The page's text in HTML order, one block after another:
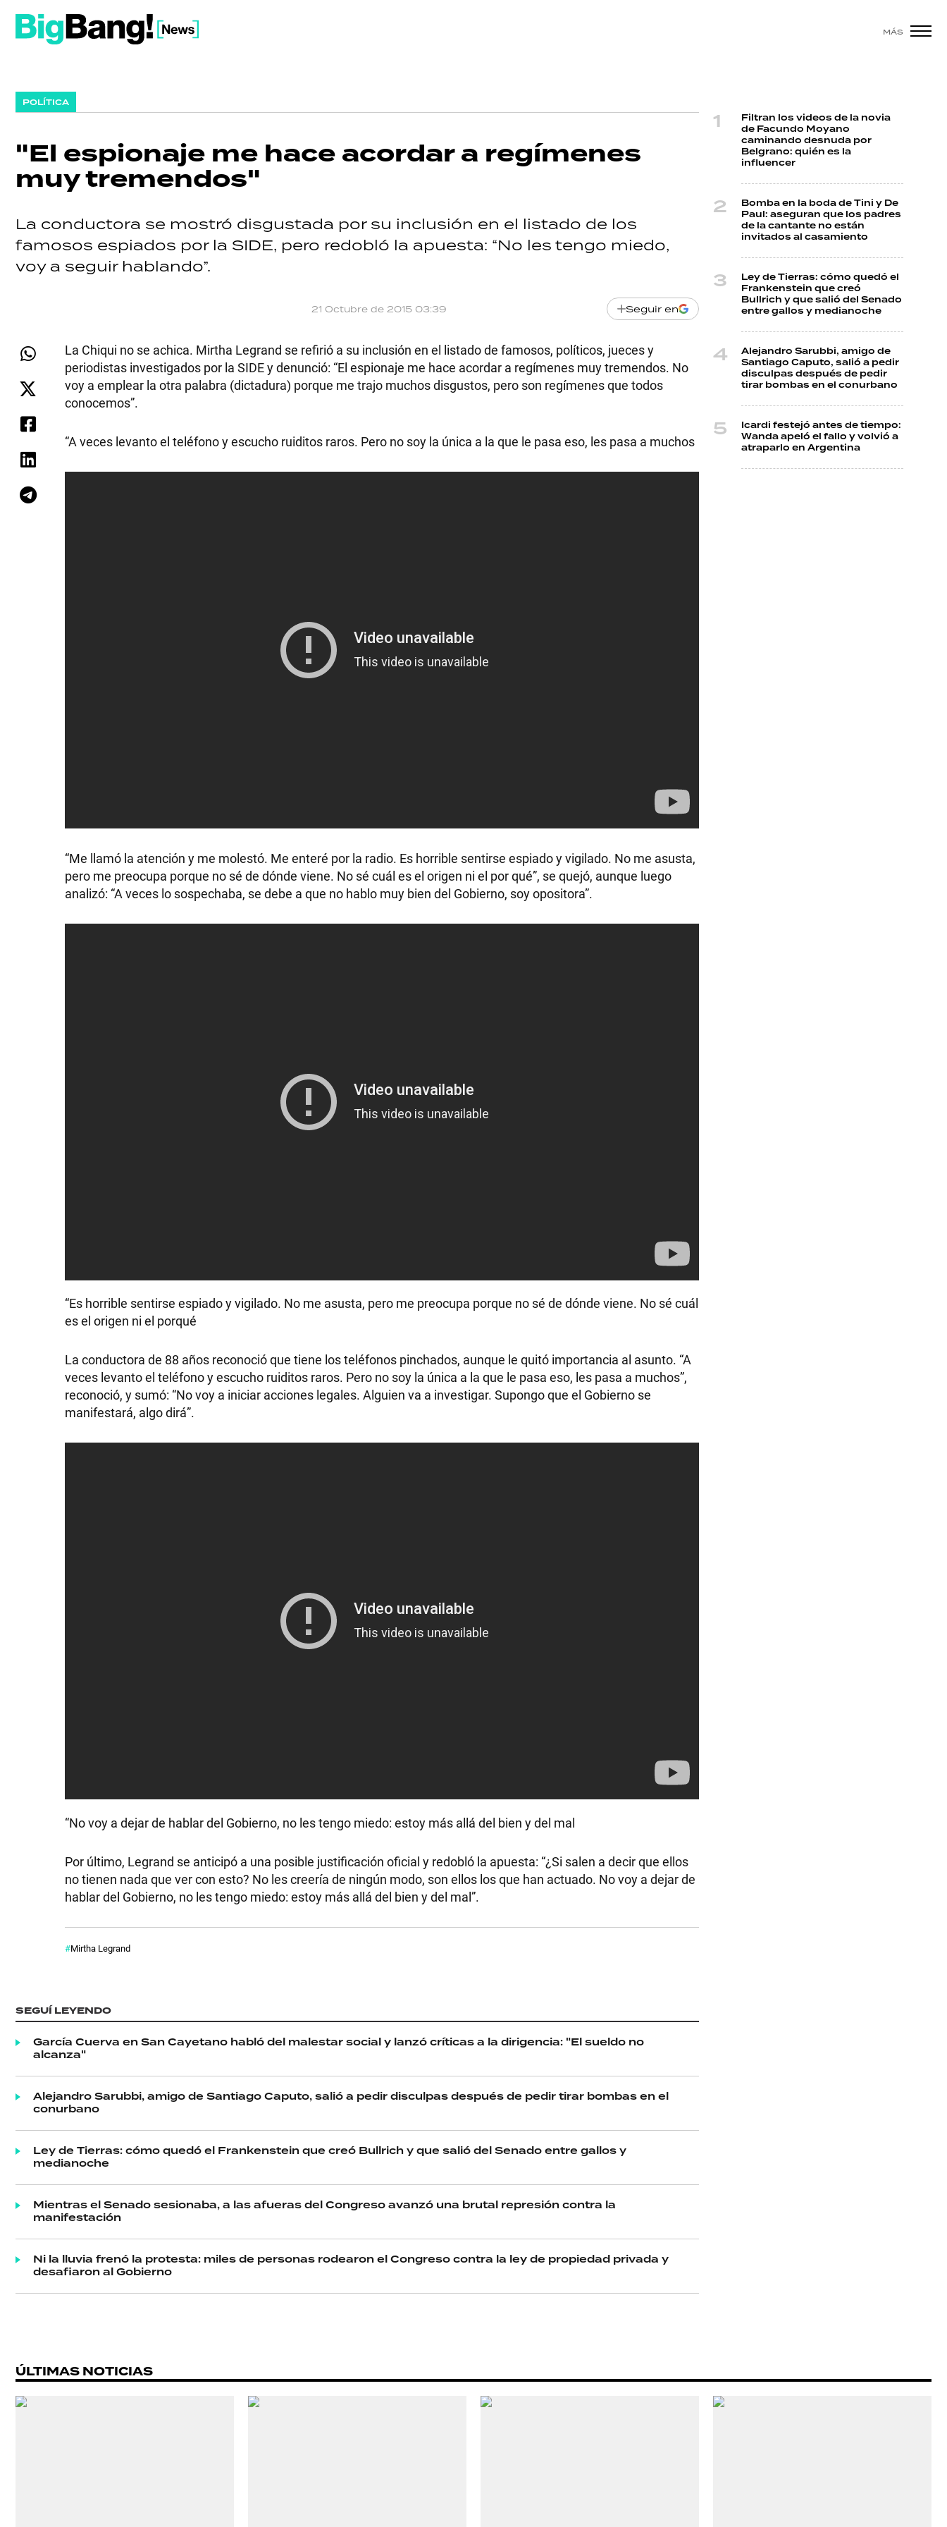
MÁS
POLÍTICA
"El espionaje me hace acordar a regímenes
muy tremendos"
La conductora se mostró disgustada por su inclusión en el listado de los
famosos espiados por la SIDE, pero redobló la apuesta: “No les tengo miedo,
voy a seguir hablando”.
21 Octubre de 2015 03:39 Seguir en
La Chiqui no se achica. Mirtha Legrand se refirió a su inclusión en el listado de famosos, políticos, jueces y
periodistas investigados por la SIDE y denunció: “El espionaje me hace acordar a regímenes muy tremendos. No
voy a emplear la otra palabra (dictadura) porque me trajo muchos disgustos, pero son regímenes que todos
conocemos”.
“A veces levanto el teléfono y escucho ruiditos raros. Pero no soy la única a la que le pasa eso, les pasa a muchos
“Me llamó la atención y me molestó. Me enteré por la radio. Es horrible sentirse espiado y vigilado. No me asusta,
pero me preocupa porque no sé de dónde viene. No sé cuál es el origen ni el por qué”, se quejó, aunque luego
analizó: “A veces lo sospechaba, se debe a que no hablo muy bien del Gobierno, soy opositora”.
“Es horrible sentirse espiado y vigilado. No me asusta, pero me preocupa porque no sé de dónde viene. No sé cuál
es el origen ni el porqué
La conductora de 88 años reconoció que tiene los teléfonos pinchados, aunque le quitó importancia al asunto. “A
veces levanto el teléfono y escucho ruiditos raros. Pero no soy la única a la que le pasa eso, les pasa a muchos”,
reconoció, y sumó: “No voy a iniciar acciones legales. Alguien va a investigar. Supongo que el Gobierno se
manifestará, algo dirá”.
“No voy a dejar de hablar del Gobierno, no les tengo miedo: estoy más allá del bien y del mal
Por último, Legrand se anticipó a una posible justificación oficial y redobló la apuesta: “¿Si salen a decir que ellos
no tienen nada que ver con esto? No les creería de ningún modo, son ellos los que han actuado. No voy a dejar de
hablar del Gobierno, no les tengo miedo: estoy más allá del bien y del mal”.
Mirtha Legrand
SEGUÍ LEYENDO
García Cuerva en San Cayetano habló del malestar social y lanzó críticas a la dirigencia: "El sueldo no
alcanza"
Alejandro Sarubbi, amigo de Santiago Caputo, salió a pedir disculpas después de pedir tirar bombas en el
conurbano
Ley de Tierras: cómo quedó el Frankenstein que creó Bullrich y que salió del Senado entre gallos y
medianoche
Mientras el Senado sesionaba, a las afueras del Congreso avanzó una brutal represión contra la
manifestación
Ni la lluvia frenó la protesta: miles de personas rodearon el Congreso contra la ley de propiedad privada y
desafiaron al Gobierno
Filtran los videos de la novia
de Facundo Moyano
caminando desnuda por
Belgrano: quién es la
influencer
Bomba en la boda de Tini y De
Paul: aseguran que los padres
de la cantante no están
invitados al casamiento
Ley de Tierras: cómo quedó el
Frankenstein que creó
Bullrich y que salió del Senado
entre gallos y medianoche
Alejandro Sarubbi, amigo de
Santiago Caputo, salió a pedir
disculpas después de pedir
tirar bombas en el conurbano
Icardi festejó antes de tiempo:
Wanda apeló el fallo y volvió a
atraparlo en Argentina
ÚLTIMAS NOTICIAS
SHOW
POLÍTICA
ACTUALIDAD
TECNOLOGÍA
PALABRAS